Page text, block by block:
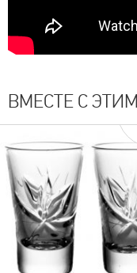
ВМЕСТЕ С